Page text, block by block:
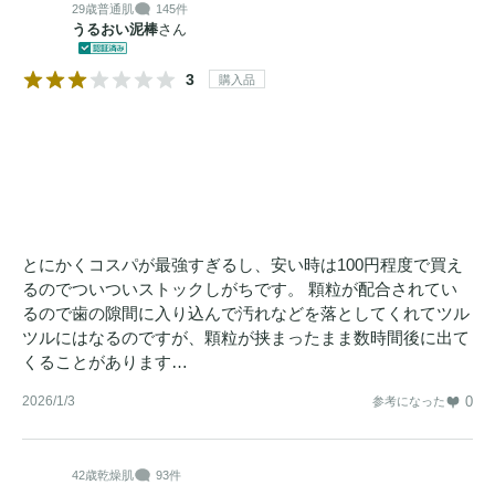
29歳普通肌 145件
うるおい泥棒さん
3 購入品
とにかくコスパが最強すぎるし、安い時は100円程度で買え
るのでついついストックしがちです。 顆粒が配合されてい
るので歯の隙間に入り込んで汚れなどを落としてくれてツル
ツルにはなるのですが、顆粒が挟まったまま数時間後に出て
くることがあります…
2026/1/3 参考になった 0
42歳乾燥肌 93件